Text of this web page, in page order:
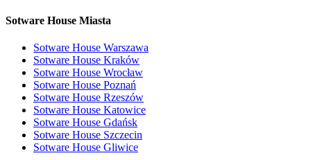
Sotware House Miasta
Sotware House Warszawa
Sotware House Kraków
Sotware House Wrocław
Sotware House Poznań
Sotware House Rzeszów
Sotware House Katowice
Sotware House Gdańsk
Sotware House Szczecin
Sotware House Gliwice